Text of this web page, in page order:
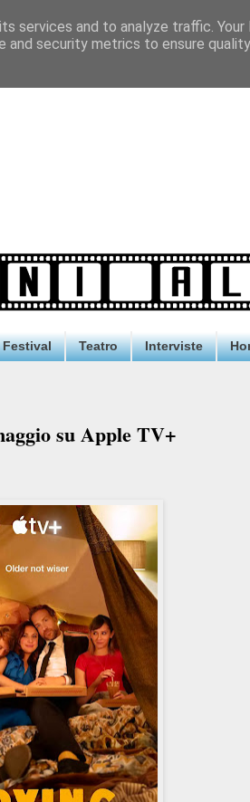
Festival Teatro Interviste
su Apple TV+
services and to analyze traffic. Your
and security metrics to ensure